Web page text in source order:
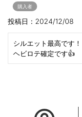
購入者
投稿日 2024/12/08
シルエット最高です！
ヘビロテ確定です👍